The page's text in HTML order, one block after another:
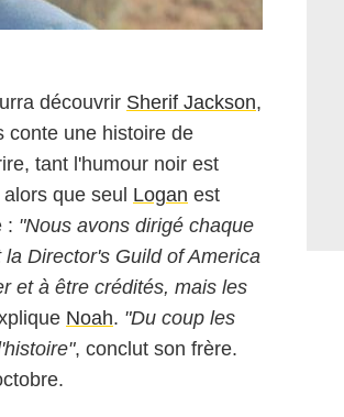
découvrir Sherif Jackson,
conte une histoire de
tant l'humour noir est
que seul Logan est
: "Nous avons dirigé chaque
la Director's Guild of America
et à être crédités, mais les
Noah. "Du coup les
, conclut son frère.